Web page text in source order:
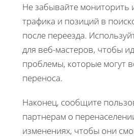
Не забывайте мониторить
трафика и позиций в
после переезда.
для веб-мастеров, чтобы
проблемы, которые могут
переноса.
Наконец, сообщите
партнерам о
изменениях, чтобы они